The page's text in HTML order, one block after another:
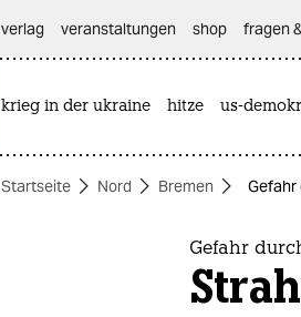
themen
verlag
veranstaltungen shop fragen
krieg in der ukraine hitze us-
Startseite Nord Bremen Gefahr
Gefahr